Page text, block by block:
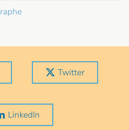
Twitter
LinkedIn